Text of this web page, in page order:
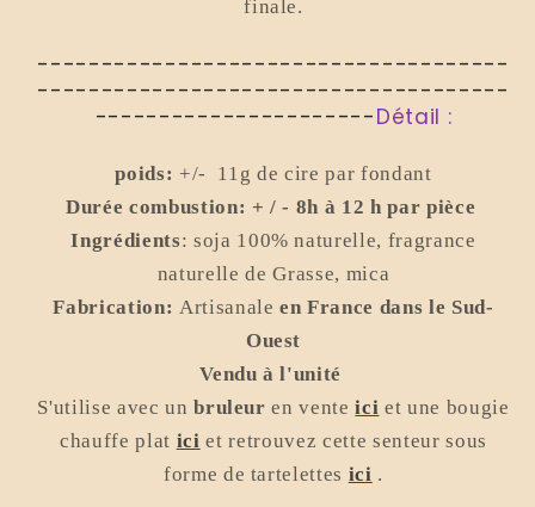
finale.
-------------------------------------
-------------------------------------
----------------------Détail :
poids: +/- 11g de cire par fondant
Durée combustion: + / - 8h à 12 h par pièce
Ingrédients: soja 100% naturelle, fragrance
naturelle de Grasse, mica
Fabrication: Artisanale en France dans le Sud-
Ouest
Vendu à l'unité
S'utilise avec un bruleur en vente ici et une bougie
chauffe plat ici et retrouvez cette senteur sous
forme de tartelettes ici .